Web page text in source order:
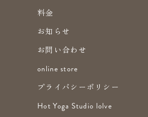
料金
お知らせ
お問い合わせ
online store
プライバシーポリシー
Hot Yoga Studio lolve